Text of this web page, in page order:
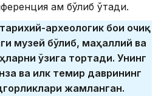
ҳам бўлиб ўтади.
археологик боғи очиқ
музей бўлиб, маҳаллий ва
ўзига тортади. Унинг
ва илк темир даврининг
жамланган.